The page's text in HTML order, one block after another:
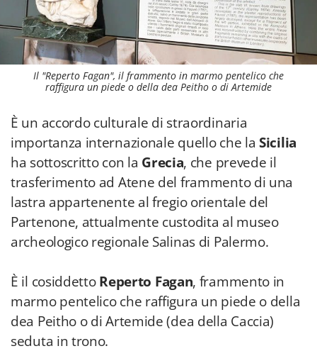
Il "Reperto Fagan", il frammento in marmo pentelico che
raffigura un piede o della dea Peitho o di Artemide
È un accordo culturale di straordinaria
importanza internazionale quello che laSicilia
ha sottoscritto con la Grecia, che prevede il
trasferimento ad Atene del frammento di una
lastra appartenente al fregio orientale del
Partenone, attualmente custodita al museo
archeologico regionale Salinas di Palermo.
È il cosiddettoReperto Fagan, frammento in
marmo pentelico che raffigura un piede o della
dea Peitho o di Artemide (dea della Caccia)
seduta in trono.